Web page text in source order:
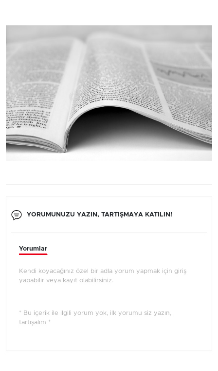
YORUMUNUZU YAZIN, TARTIŞMAYA KATILIN!
Yorumlar
Kendi koyacağınız özel bir adla yorum yapmak için giriş
yapabilir veya kayıt olabilirsiniz.
* Bu içerik ile ilgili yorum yok, ilk yorumu siz yazın,
tartışalım *